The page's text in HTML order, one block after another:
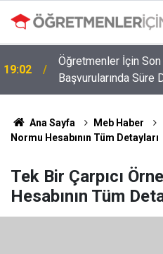
09:01
2026 Atama Sinyali
Öğretmen Aradığı
Ana Sayfa Meb Haber
Normu Hesabının Tüm Detayları
Tek Bir Çarpıcı
Hesabının Tüm